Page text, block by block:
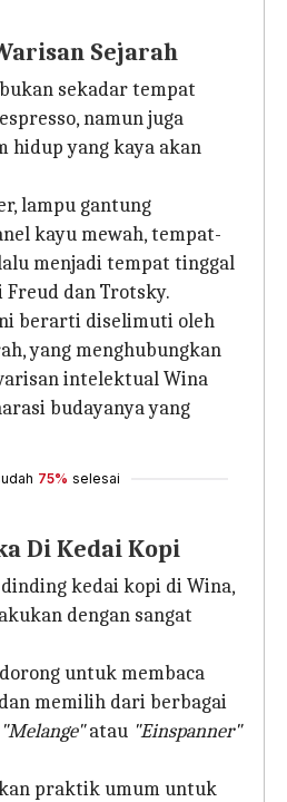
Sejarah
sekadar tempat
namun juga
hidup yang kaya akan
lampu gantung
kayu mewah, tempat-
menjadi tempat tinggal
dan Trotsky.
berarti diselimuti oleh
yang menghubungkan
intelektual Wina
budayanya yang
75% selesai
Di Kedai Kopi
kedai kopi di Wina,
dengan sangat
untuk membaca
memilih dari berbagai
"Melange"atau "Einspanner"
praktik umum untuk